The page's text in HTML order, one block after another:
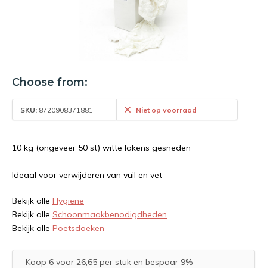
Choose from:
SKU: 8720908371881 Niet op voorraad
10 kg (ongeveer 50 st) witte lakens gesneden
Ideaal voor verwijderen van vuil en vet
Bekijk alle Hygiëne
Bekijk alle Schoonmaakbenodigdheden
Bekijk alle Poetsdoeken
Koop 6 voor 26,65 per stuk en bespaar 9%